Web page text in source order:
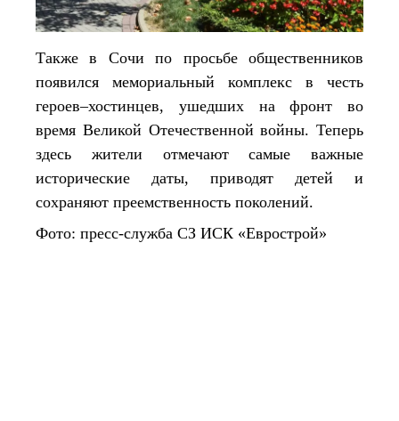
Также в Сочи по просьбе общественников
появился мемориальный комплекс в честь
героев–хостинцев, ушедших на фронт во
время Великой Отечественной войны. Теперь
здесь жители отмечают самые важные
исторические даты, приводят детей и
сохраняют преемственность поколений.
Фото: пресс-служба СЗ ИСК «Еврострой»